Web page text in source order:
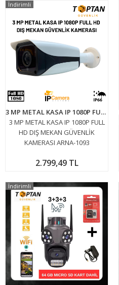
3 MP METAL KASA IP 1080P FULL HD DIŞ MEKAN GÜVENLİK KAMERASI ARNA-1093
3 MP METAL KASA IP 1080P FULL
HD DIŞ MEKAN GÜVENLİK
KAMERASI ARNA-1093
2.799,49 TL
İndirimli
İndirimli